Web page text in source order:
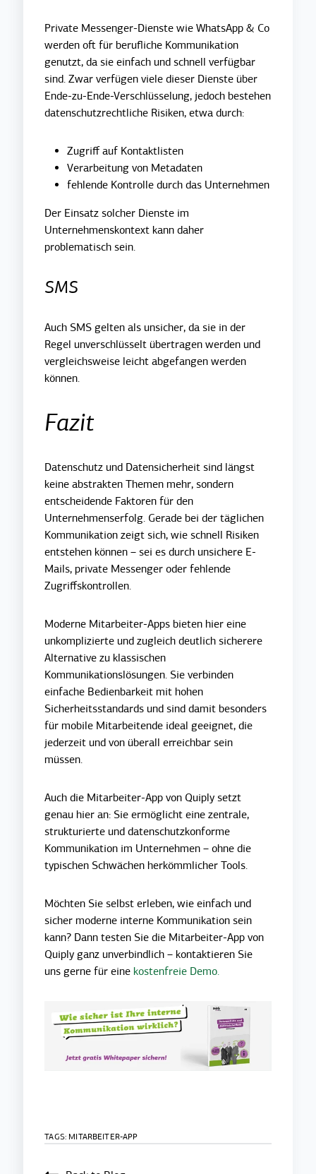
Private Messenger-Dienste wie WhatsApp & Co
werden oft für berufliche Kommunikation
genutzt, da sie einfach und schnell verfügbar
sind. Zwar verfügen viele dieser Dienste über
Ende-zu-Ende-Verschlüsselung, jedoch bestehen
datenschutzrechtliche Risiken, etwa durch:
Zugriff auf Kontaktlisten
Verarbeitung von Metadaten
fehlende Kontrolle durch das Unternehmen
Der Einsatz solcher Dienste im
Unternehmenskontext kann daher
problematisch sein.
SMS
Auch SMS gelten als unsicher, da sie in der
Regel unverschlüsselt übertragen werden und
vergleichsweise leicht abgefangen werden
können.
Fazit
Datenschutz und Datensicherheit sind längst
keine abstrakten Themen mehr, sondern
entscheidende Faktoren für den
Unternehmenserfolg. Gerade bei der täglichen
Kommunikation zeigt sich, wie schnell Risiken
entstehen können – sei es durch unsichere E-
Mails, private Messenger oder fehlende
Zugriffskontrollen.
Moderne Mitarbeiter-Apps bieten hier eine
unkomplizierte und zugleich deutlich sicherere
Alternative zu klassischen
Kommunikationslösungen. Sie verbinden
einfache Bedienbarkeit mit hohen
Sicherheitsstandards und sind damit besonders
für mobile Mitarbeitende ideal geeignet, die
jederzeit und von überall erreichbar sein
müssen.
Auch die Mitarbeiter-App von Quiply setzt
genau hier an: Sie ermöglicht eine zentrale,
strukturierte und datenschutzkonforme
Kommunikation im Unternehmen – ohne die
typischen Schwächen herkömmlicher Tools.
Möchten Sie selbst erleben, wie einfach und
sicher moderne interne Kommunikation sein
kann? Dann testen Sie die Mitarbeiter-App von
Quiply ganz unverbindlich – kontaktieren Sie
uns gerne für eine kostenfreie Demo.
TAGS: MITARBEITER-APP